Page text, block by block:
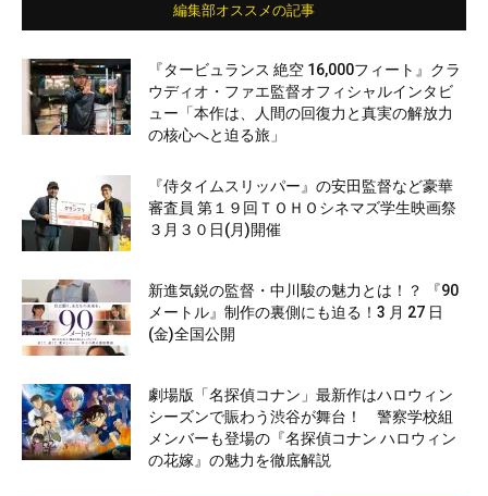
編集部オススメの記事
『タービュランス 絶空 16,000フィート』クラ
ウディオ・ファエ監督オフィシャルインタビ
ュー「本作は、人間の回復力と真実の解放力
の核心へと迫る旅」
『侍タイムスリッパー』の安田監督など豪華
審査員 第１９回ＴＯＨＯシネマズ学生映画祭
３月３０日(月)開催
新進気鋭の監督・中川駿の魅力とは！？ 『90
メートル』制作の裏側にも迫る！3 月 27 日
(金)全国公開
劇場版「名探偵コナン」最新作はハロウィン
シーズンで賑わう渋谷が舞台！ 警察学校組
メンバーも登場の『名探偵コナン ハロウィン
の花嫁』の魅力を徹底解説